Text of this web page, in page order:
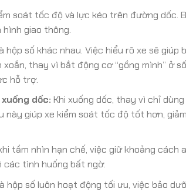
soát tốc độ và lực kéo trên đường dốc.
giao thông.
số khác nhau. Việc hiểu rõ xe sẽ giúp
thay vì bắt động cơ “gồng mình” ở
hỗ trợ.
dốc: Khi xuống dốc, thay vì chỉ
giúp xe kiểm soát tốc độ tốt hơn,
tầm nhìn hạn chế, việc giữ khoảng cách
tình huống bất ngờ.
hộp số luôn hoạt động tối ưu, việc bảo